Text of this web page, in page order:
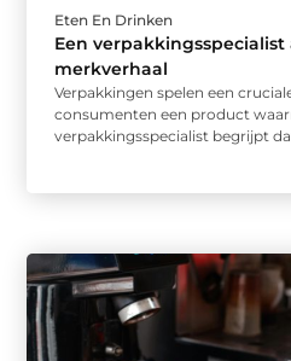
Eten En Drinken
Een
merkverhaal
Verpakkingen spelen een
consumenten een product
verpakkingsspecialist begrijpt